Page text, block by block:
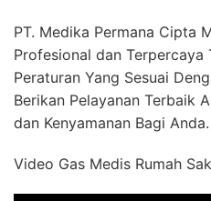
PT. Medika Permana Cipta
Profesional dan Terpercaya
Peraturan Yang Sesuai
Berikan Pelayanan Terbaik
dan Kenyamanan Bagi Anda.
Video Gas Medis Rumah